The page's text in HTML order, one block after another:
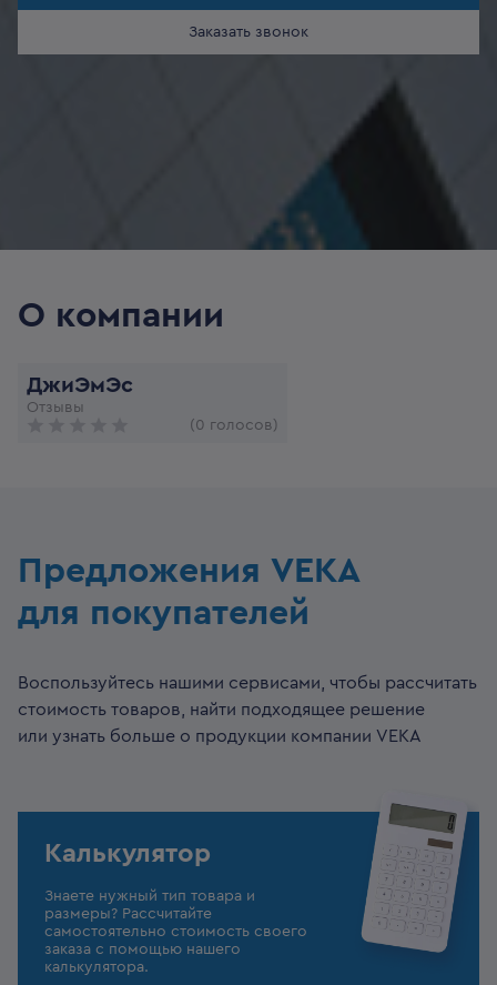
Заказать звонок
О компании
ДжиЭмЭс
Отзывы
(0 голосов)
Предложения VEKA
для покупателей
Воспользуйтесь нашими сервисами, чтобы рассчитать
стоимость товаров, найти подходящее решение
или узнать больше о продукции компании VEKA
Калькулятор
Знаете нужный тип товара и
размеры? Рассчитайте
самостоятельно стоимость своего
заказа с помощью нашего
калькулятора.